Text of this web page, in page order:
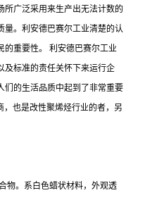
所广泛采用来生产出无法计数的
量。利安德巴赛尔工业清楚的认
重要性。
利安德巴赛尔工业
及标准的责任关怀下来运行企
们的生活品质中起到了非常重要
，也是改性聚烯烃行业的者，另
物。系白色蜡状材料，外观透